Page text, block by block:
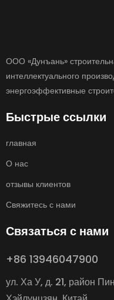
ООО «Дунъань»
интеллектуального
энергоэффективные
Быстрые ссылки
главная
О нас
отзывы клиентов
Свяжитесь с нами
Связаться с нами
+86 13946047900
ул. Ха У, д. 21, район